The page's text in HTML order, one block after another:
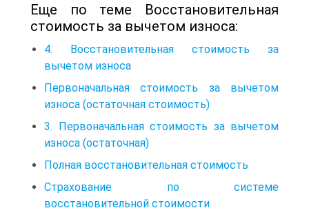
Еще по теме Восстановительная
стоимость за вычетом износа:
4. Восстановительная стоимость за
вычетом износа
Первоначальная стоимость за вычетом
износа (остаточная стоимость)
3. Первоначальная стоимость за вычетом
износа (остаточная)
Полная восстановительная стоимость
Страхование по системе
восстановительной стоимости